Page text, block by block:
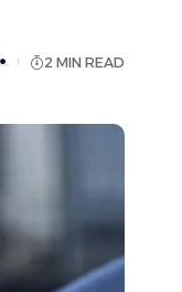
2 MIN READ